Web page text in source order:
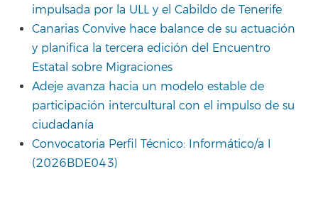
impulsada por la ULL y el Cabildo de Tenerife
Canarias Convive hace balance de su actuación
y planifica la tercera edición del Encuentro
Estatal sobre Migraciones
Adeje avanza hacia un modelo estable de
participación intercultural con el impulso de su
ciudadanía
Convocatoria Perfil Técnico: Informático/a I
(2026BDE043)